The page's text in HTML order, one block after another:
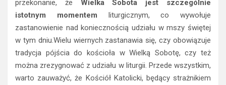
przekonanie, że Wielka Sobota jest szczególnie
istotnym momentem liturgicznym, co wywołuje
zastanowienie nad koniecznością udziału w mszy świętej
w tym dniu.Wielu wiernych zastanawia się, czy obowiązuje
tradycja pójścia do kościoła w Wielką Sobotę, czy też
można zrezygnować z udziału w liturgii. Przede wszystkim,
warto zauważyć, że Kościół Katolicki, będący strażnikiem